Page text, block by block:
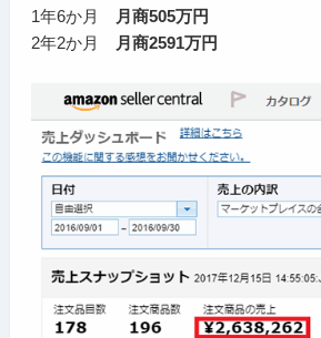
1年6か月
月商505万円
2年2か月
月商2591万円